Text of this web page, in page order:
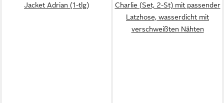
Jacket Adrian (1-tlg)
Charlie (Set, 2-St) mit passender
Latzhose, wasserdicht mit
verschweißten Nähten